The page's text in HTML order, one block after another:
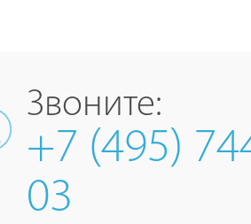
Звоните:
+7 (495)
03